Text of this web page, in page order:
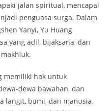
jalan spiritual, mencapai
penguasa surga. Dalam
Yanyi, Yu Huang
yang adil, bijaksana, dan
memiliki hak untuk
dewa bawahan, dan
langit, bumi, dan manusia.